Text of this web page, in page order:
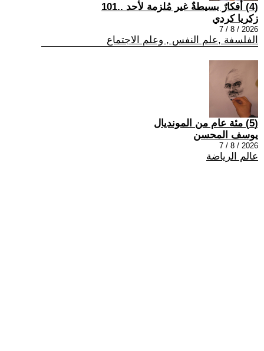
(4) أفكارٌ بسيطةٌ غير مُلزمة لأحد ..101
زكريا كردي
2026 / 8 / 7
الفلسفة ,علم النفس , وعلم الاجتماع
(5) مئة عام من المونديال
يوسف المحسن
2026 / 8 / 7
عالم الرياضة